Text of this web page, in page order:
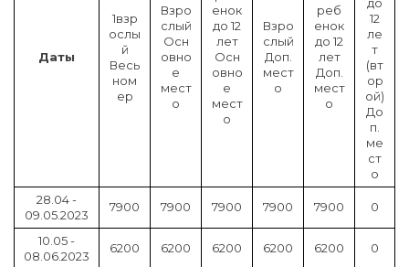
Даты
1взр
ослы
й
Весь
ном
ер
Взро
слый
Осн
овно
е
мест
о
енок
до 12
лет
Осн
овно
е
мест
о
Взро
слый
Доп.
мест
о
реб
енок
до 12
лет
Доп.
мест
о
12
ле
т
(вт
ор
ой)
До
п.
ме
ст
о
28.04 -
09.05.2023
7900 7900 7900 7900 7900 0
10.05 -
08.06.2023
6200 6200 6200 6200 6200 0